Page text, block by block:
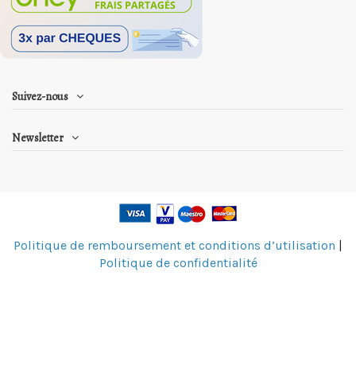
Suivez-nous
Newsletter
Politique de remboursement et conditions d’utilisation |
Politique de confidentialité